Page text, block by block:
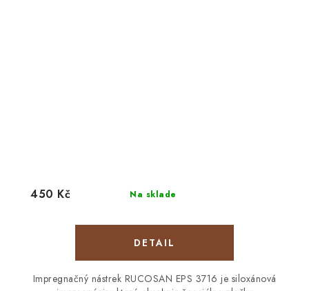
Na sklade
450 Kč
DETAIL
Impregnačný nástrek RUCOSAN EPS 3716 je siloxánová